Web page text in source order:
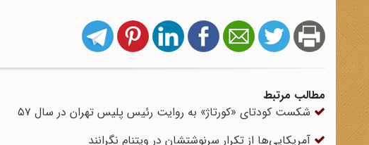
مطالب مرتبط
شکست کودتای «کورتاژ» به روایت رئیس پلیس تهران در سال ۵۷
آمریکایی‌ها از تکرار سرنوشتشان در ویتنام نگرانند